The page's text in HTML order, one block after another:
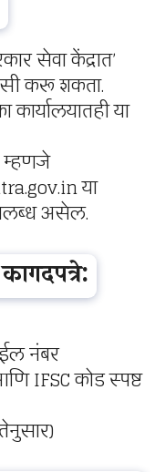
सेवा केंद्रात’
करू शकता.
कार्यालयातही या
म्हणजे
या
असेल.
नंबर
IFSC कोड स्पष्ट